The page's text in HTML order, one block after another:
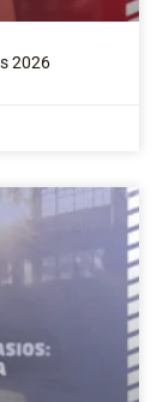
2026